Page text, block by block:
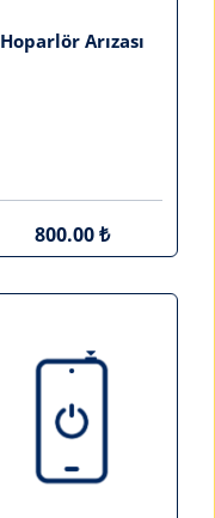
Hoparlör Arızası
800.00 ₺